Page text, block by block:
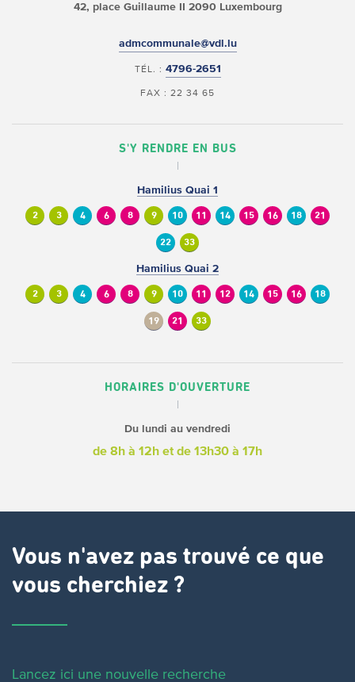
42, place Guillaume II 2090 Luxembourg
admcommunale@vdl.lu
TÉL. : 4796-2651
FAX : 22 34 65
S'Y RENDRE EN BUS
Hamilius Quai 1
2 3 4 6 8 9 10 11 14 15 16 18 21
22 33
Hamilius Quai 2
2 3 4 6 8 9 10 11 12 14 15 16 18
19 21 33
HORAIRES D'OUVERTURE
Du lundi au vendredi
de 8h à 12h et de 13h30 à 17h
Vous n'avez pas trouvé ce que
vous cherchiez ?
Lancez ici une nouvelle recherche